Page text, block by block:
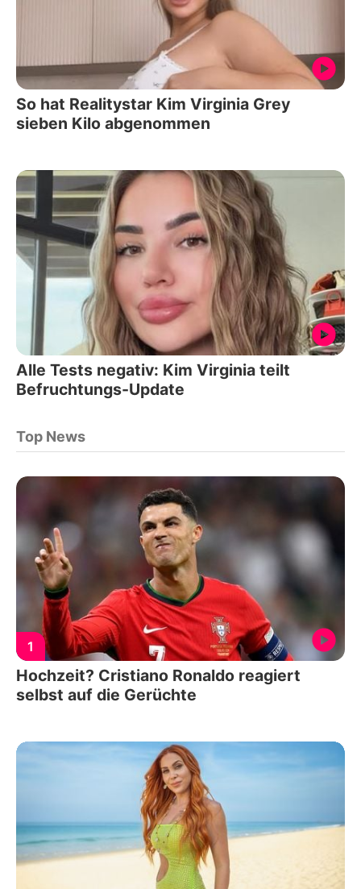
So hat Realitystar Kim Virginia Grey
sieben Kilo abgenommen
Alle Tests negativ: Kim Virginia teilt
Befruchtungs-Update
Top News
1
Hochzeit? Cristiano Ronaldo reagiert
selbst auf die Gerüchte